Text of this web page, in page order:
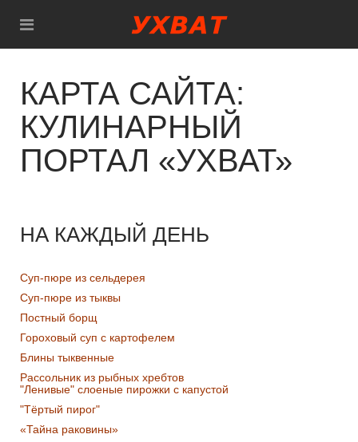
КАРТА САЙТА:
КУЛИНАРНЫЙ
ПОРТАЛ «УХВАТ»
НА КАЖДЫЙ ДЕНЬ
Суп-пюре из сельдерея
Суп-пюре из тыквы
Постный борщ
Гороховый суп с картофелем
Блины тыквенные
Рассольник из рыбных хребтов
"Ленивые" слоеные пирожки с капустой
"Тёртый пирог"
«Тайна раковины»